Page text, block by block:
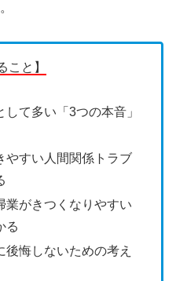
こと】
て多い「3つの本音」
やすい人間関係トラブ
業がきつくなりやすい
る
悔しないための考え